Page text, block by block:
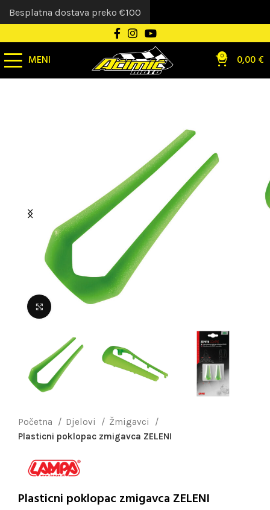
MENI 0 0,00€
Uvećaj sliku
Početna Djelovi
Žmigavci
Plasticni poklopac zmigavca ZELENI
Plasticni poklopac zmigavca ZELENI
Besplatna dostava preko €100